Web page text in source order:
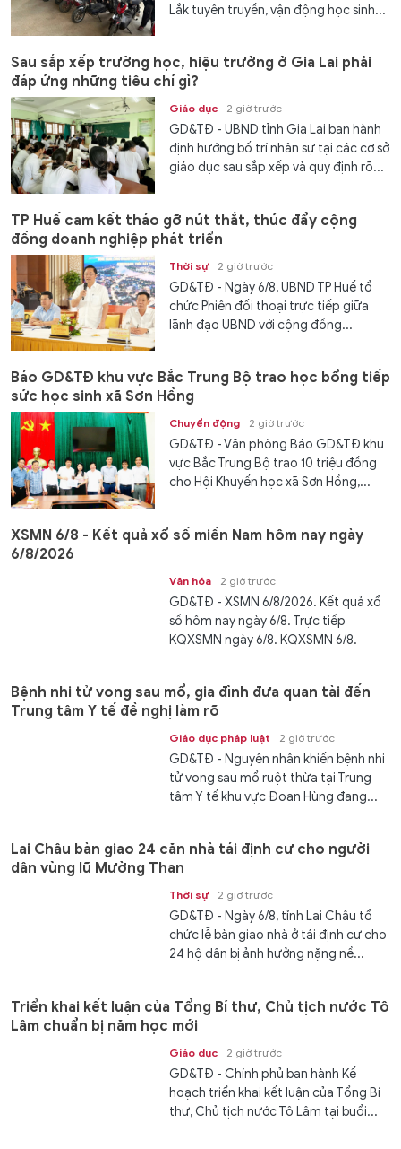
Lắk tuyên truyền, vận động học sinh...
Sau sắp xếp trường học, hiệu trưởng ở Gia Lai phải
đáp ứng những tiêu chí gì?
Giáo dục 2 giờ trước
GD&TĐ - UBND tỉnh Gia Lai ban hành
định hướng bố trí nhân sự tại các cơ sở
giáo dục sau sắp xếp và quy định rõ...
TP Huế cam kết tháo gỡ nút thắt, thúc đẩy cộng
đồng doanh nghiệp phát triển
Thời sự 2 giờ trước
GD&TĐ - Ngày 6/8, UBND TP Huế tổ
chức Phiên đối thoại trực tiếp giữa
lãnh đạo UBND với cộng đồng...
Báo GD&TĐ khu vực Bắc Trung Bộ trao học bổng tiếp
sức học sinh xã Sơn Hồng
Chuyển động 2 giờ trước
GD&TĐ - Văn phòng Báo GD&TĐ khu
vực Bắc Trung Bộ trao 10 triệu đồng
cho Hội Khuyến học xã Sơn Hồng,...
XSMN 6/8 - Kết quả xổ số miền Nam hôm nay ngày
6/8/2026
Văn hóa 2 giờ trước
GD&TĐ - XSMN 6/8/2026. Kết quả xổ
số hôm nay ngày 6/8. Trực tiếp
KQXSMN ngày 6/8. KQXSMN 6/8.
Bệnh nhi tử vong sau mổ, gia đình đưa quan tài đến
Trung tâm Y tế đề nghị làm rõ
Giáo dục pháp luật 2 giờ trước
GD&TĐ - Nguyên nhân khiến bệnh nhi
tử vong sau mổ ruột thừa tại Trung
tâm Y tế khu vực Đoan Hùng đang...
Lai Châu bàn giao 24 căn nhà tái định cư cho người
dân vùng lũ Mường Than
Thời sự 2 giờ trước
GD&TĐ - Ngày 6/8, tỉnh Lai Châu tổ
chức lễ bàn giao nhà ở tái định cư cho
24 hộ dân bị ảnh hưởng nặng nề...
Triển khai kết luận của Tổng Bí thư, Chủ tịch nước Tô
Lâm chuẩn bị năm học mới
Giáo dục 2 giờ trước
GD&TĐ - Chính phủ ban hành Kế
hoạch triển khai kết luận của Tổng Bí
thư, Chủ tịch nước Tô Lâm tại buổi...